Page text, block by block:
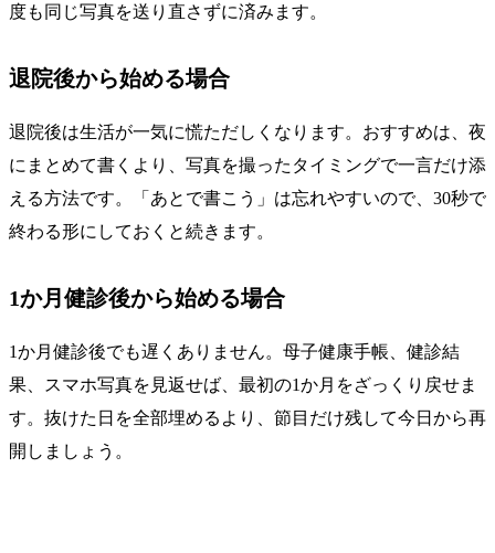
度も同じ写真を送り直さずに済みます。
退院後から始める場合
退院後は生活が一気に慌ただしくなります。おすすめは、夜
にまとめて書くより、写真を撮ったタイミングで一言だけ添
える方法です。「あとで書こう」は忘れやすいので、30秒で
終わる形にしておくと続きます。
1か月健診後から始める場合
1か月健診後でも遅くありません。母子健康手帳、健診結
果、スマホ写真を見返せば、最初の1か月をざっくり戻せま
す。抜けた日を全部埋めるより、節目だけ残して今日から再
開しましょう。